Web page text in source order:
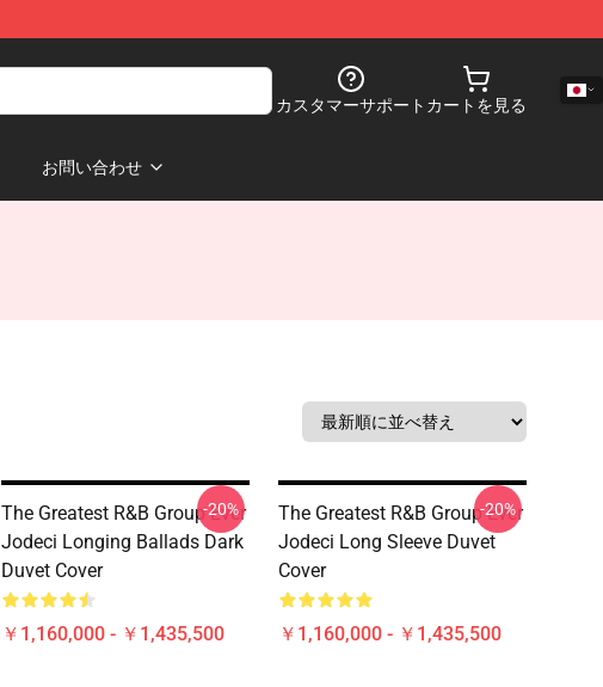
カスタマーサポート カートを見る
お問い合わせ
The Greatest R&B Group Ever
Jodeci Longing Ballads Dark
Duvet Cover
￥1,160,000 - ￥1,435,500
-20%
The Greatest R&B Group Ever
Jodeci Long Sleeve Duvet
Cover
￥1,160,000 - ￥1,435,500
-20%